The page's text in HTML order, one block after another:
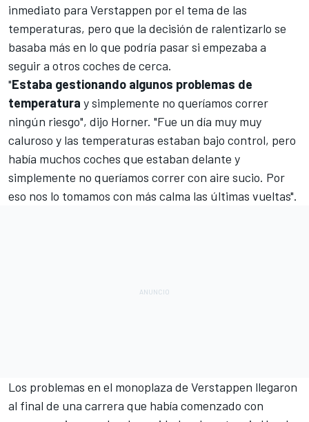
inmediato para Verstappen por el tema de las
temperaturas, pero que la decisión de ralentizarlo se
basaba más en lo que podría pasar si empezaba a
seguir a otros coches de cerca.
"Estaba gestionando algunos problemas de
temperatura y simplemente no queríamos correr
ningún riesgo", dijo Horner. "Fue un día muy muy
caluroso y las temperaturas estaban bajo control, pero
había muchos coches que estaban delante y
simplemente no queríamos correr con aire sucio. Por
eso nos lo tomamos con más calma las últimas vueltas".
Los problemas en el monoplaza de Verstappen llegaron
al final de una carrera que había comenzado con